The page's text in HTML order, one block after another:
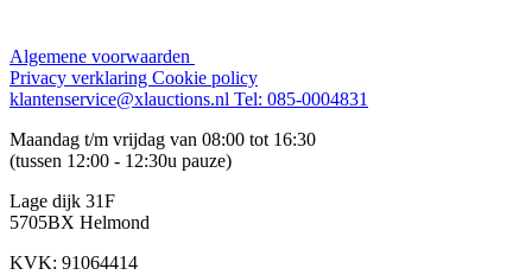
Algemene voorwaarden
Privacy verklaring Cookie policy
klantenservice@xlauctions.nl Tel: 085-0004831
Maandag t/m vrijdag van 08:00 tot 16:30
(tussen 12:00 - 12:30u pauze)
Lage dijk 31F
5705BX Helmond
KVK: 91064414